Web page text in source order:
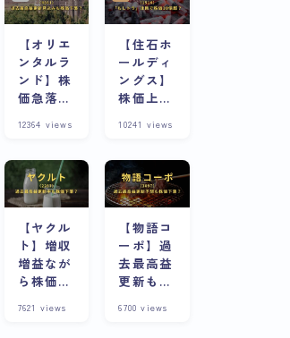
【オリエ
ンタルラ
ンド】株
価急落の
株主優待
銘柄は今
が割安？
12364 views
【住石ホ
ールディ
ングス】
株価上昇
は？スト
発急騰株
の将来性
と合わせ
て考察
10241 views
【ヤクル
ト】増収
増益なが
ら株価下
とは？今
7621 views
【物語コ
ーポ】過
去最高益
更新も株
落？その
6700 views